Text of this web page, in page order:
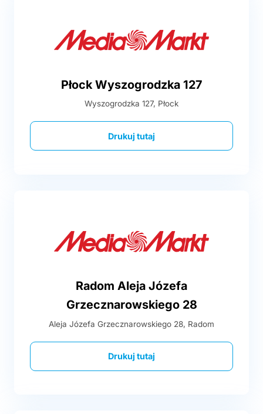
Płock Wyszogrodzka 127
Wyszogrodzka 127, Płock
Drukuj tutaj
Radom Aleja Józefa
Grzecznarowskiego 28
Aleja Józefa Grzecznarowskiego 28, Radom
Drukuj tutaj